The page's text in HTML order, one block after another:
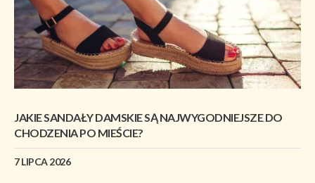
JAKIE SANDAŁY DAMSKIE SĄ NAJWYGODNIEJSZE DO
CHODZENIA PO MIEŚCIE?
7 LIPCA 2026